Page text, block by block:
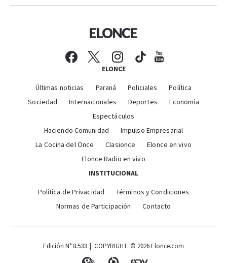
ELONCE
Últimas noticias Paraná Policiales
Política
Sociedad
Internacionales Deportes
Economía
Espectáculos
Haciendo Comunidad
Impulso Empresarial
La Cocina del Once
Clasionce
Elonce en vivo
Elonce Radio en vivo
INSTITUCIONAL
Política de Privacidad
Términos y Condiciones
Normas de Participación
Contacto
Edición N° 8.533 | COPYRIGHT: © 2026 Elonce.com